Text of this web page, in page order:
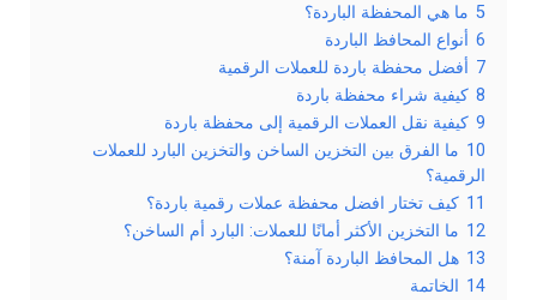
5 ما هي المحفظة الباردة؟
6 أنواع المحافظ الباردة
7 أفضل محفظة باردة للعملات الرقمية
8 كيفية شراء محفظة باردة
9 كيفية نقل العملات الرقمية إلى محفظة باردة
10 ما الفرق بين التخزين الساخن والتخزين البارد للعملات
الرقمية؟
11 كيف تختار افضل محفظة عملات رقمية باردة؟
12 ما التخزين الأكثر أمانًا للعملات: البارد أم الساخن؟
13 هل المحافظ الباردة آمنة؟
14 الخاتمة